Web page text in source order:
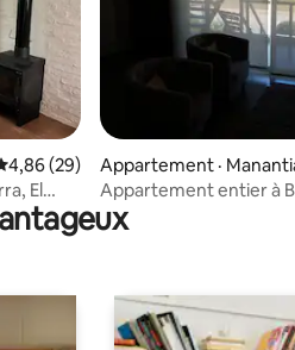
moyenne de 4,86 sur 5, 29
4,86 (29)
El
Appartement ·
Appartement entier à